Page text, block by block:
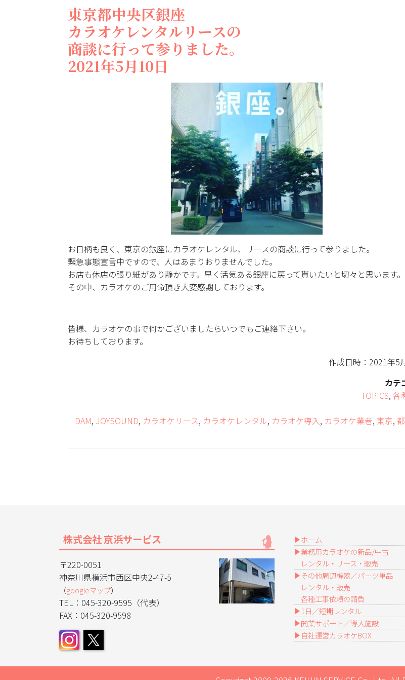
東京都中央区銀座
カラオケレンタルリースの
商談に行って参りました。
2021年5月10日
お日柄も良く、東京の銀座にカラオケレンタル、リースの商談に行って参りました。
緊急事態宣言中ですので、人はあまりおりませんでした。
お店も休店の張り紙があり静かです。早く活気ある銀座に戻って貰いたいと切々と思います。
その中、カラオケのご用命頂き大変感謝しております。
皆様、カラオケの事で何かございましたらいつでもご連絡下さい。
お待ちしております。
作成日時：2021年5
カテ
TOPICS,各
DAM, JOYSOUND, カラオケリース, カラオケレンタル, カラオケ導入, カラオケ業者,東京,
株式会社 京浜サービス
〒220-0051
神奈川県横浜市西区中央2-47-5
（googleマップ）
TEL：045-320-9595（代表）
FAX：045-320-9598
ホーム
業務用カラオケの新品/中古
レンタル・リース・販売
その他周辺機器／パーツ単品
レンタル・販売
各種工事依頼の請負
1日／短期レンタル
開業サポート／導入施設
自社運営カラオケBOX